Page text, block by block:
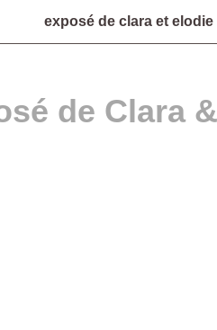
exposé de clara et elodie
de Clara